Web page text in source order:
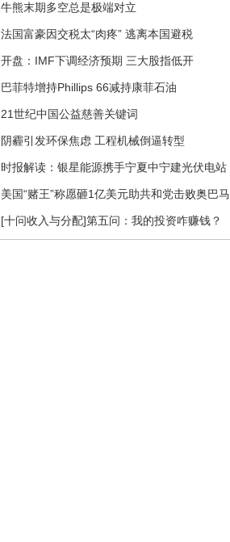
牛熊末期多空总是极端对立
法国富豪因交税太“肉疼” 逃离本国避税
开盘：IMF下调经济预期 三大股指低开
巴菲特增持Phillips 66减持康菲石油
21世纪中国公益慈善关键词
阴霾引发环保焦虑 工程机械倒逼转型
时报解读：银星能源携手宁夏中宁建光伏电站
美国“赌王”称愿砸1亿美元助共和党击败奥巴马
[十问收入与分配]第五问：我的投资咋赚钱？